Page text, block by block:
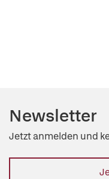
Newsletter
Jetzt anmelden und